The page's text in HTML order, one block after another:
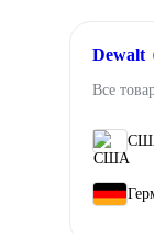
Dewalt
Все